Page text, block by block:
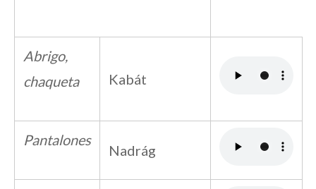
Abrigo,
chaqueta
Kabát
Pantalones
Nadrág